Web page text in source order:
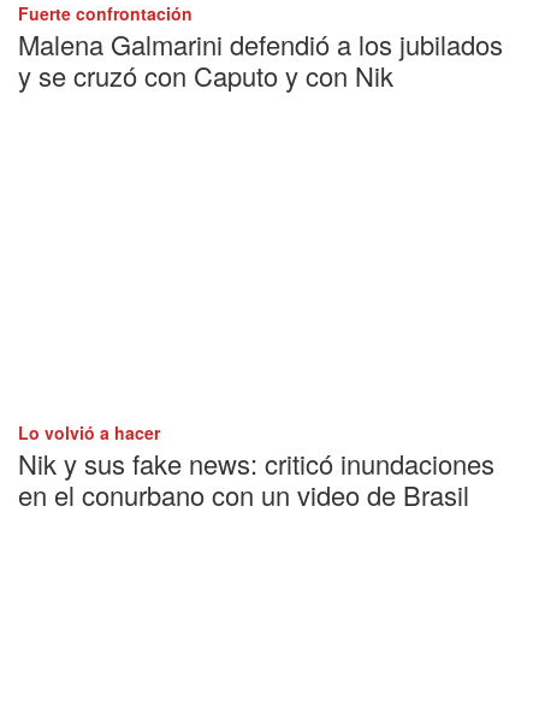
Fuerte confrontación
Malena Galmarini defendió a los jubilados
y se cruzó con Caputo y con Nik
Lo volvió a hacer
Nik y sus fake news: criticó inundaciones
en el conurbano con un video de Brasil